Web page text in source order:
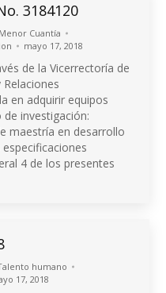
3184120
Menor Cuantía
mayo 17, 2018
de la Vicerrectoría de
en adquirir equipos
investigación:
maestría en desarrollo
4 de los presentes
humano
17, 2018